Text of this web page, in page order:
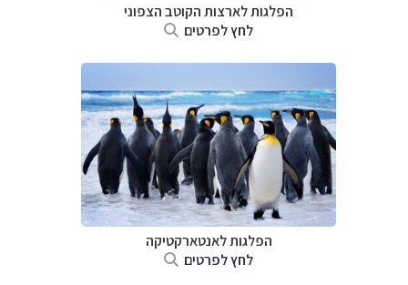
הפלגות לארצות הקוטב הצפוני
לחץ לפרטים
הפלגות לאנטארקטיקה
לחץ לפרטים